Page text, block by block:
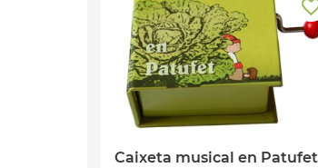
Caixeta musical en Patufet